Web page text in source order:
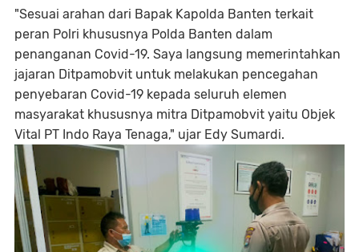
"Sesuai arahan dari Bapak Kapolda Banten terkait
peran Polri khususnya Polda Banten dalam
penanganan Covid-19. Saya langsung memerintahkan
jajaran Ditpamobvit untuk melakukan pencegahan
penyebaran Covid-19 kepada seluruh elemen
masyarakat khususnya mitra Ditpamobvit yaitu Objek
Vital PT Indo Raya Tenaga," ujar Edy Sumardi.